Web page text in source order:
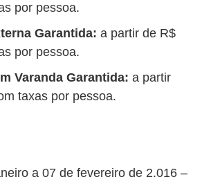
por pessoa.
Garantida: a partir de R$
por pessoa.
Varanda Garantida: a partir
taxas por pessoa.
a 07 de fevereiro de 2.016 –